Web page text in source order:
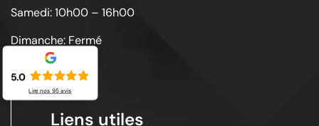
Samedi: 10h00 – 16h00
Dimanche: Fermé
Liens utiles
5.0
Lire nos 95avis